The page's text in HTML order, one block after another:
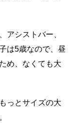
アシストバー、
は5歳なので、昼
め、なくても大
っとサイズの大